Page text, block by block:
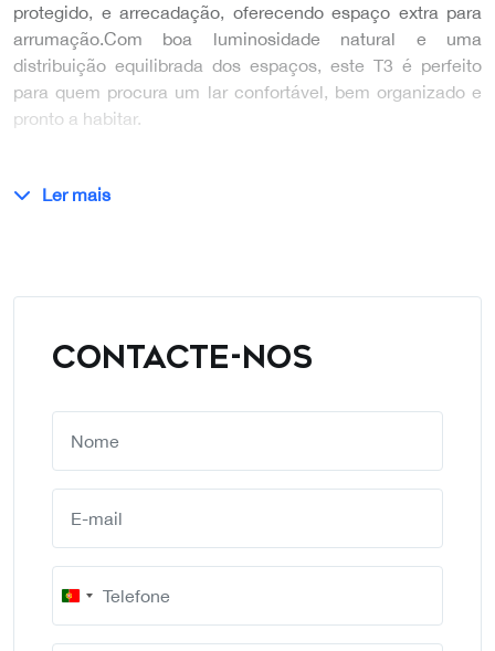
protegido, e arrecadação, oferecendo espaço extra para
arrumação. Com boa luminosidade natural e uma
distribuição equilibrada dos espaços, este T3 é perfeito
para quem procura um lar confortável, bem organizado e
pronto a habitar.
Ler mais
CONTACTE-NOS
Portugal
+351